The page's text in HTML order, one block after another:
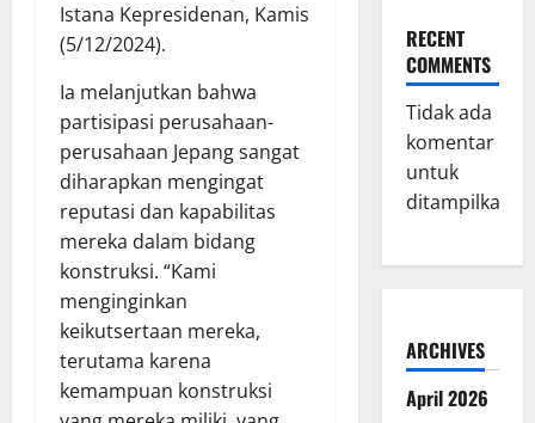
Istana Kepresidenan, Kamis
(5/12/2024).
Ia melanjutkan bahwa
partisipasi perusahaan-
perusahaan Jepang sangat
diharapkan mengingat
reputasi dan kapabilitas
mereka dalam bidang
konstruksi. “Kami
menginginkan
keikutsertaan mereka,
terutama karena
kemampuan konstruksi
RECENT
COMMENTS
Tidak ada
komentar
untuk
ditampilkan.
ARCHIVES
April 2026